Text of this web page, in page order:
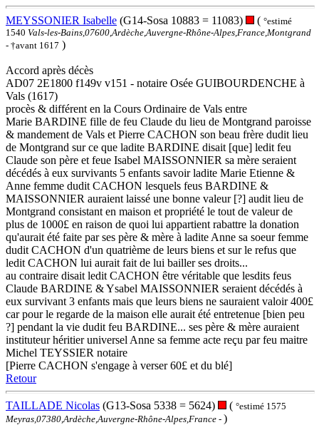
MEYSSONIER Isabelle (G14-Sosa 10883 = 11083) ( °estimé
1540 Vals-les-Bains,07600,Ardèche,Auvergne-Rhône-Alpes,France,Montgrand
- †avant 1617 )
Accord après décès
AD07 2E1800 f149v v151 - notaire Osée GUIBOURDENCHE à
Vals (1617)
procès & différent en la Cours Ordinaire de Vals entre
Marie BARDINE fille de feu Claude du lieu de Montgrand paroisse
& mandement de Vals et Pierre CACHON son beau frère dudit lieu
de Montgrand sur ce que ladite BARDINE disait [que] ledit feu
Claude son père et feue Isabel MAISSONNIER sa mère seraient
décédés à eux survivants 5 enfants savoir ladite Marie Etienne &
Anne femme dudit CACHON lesquels feus BARDINE &
MAISSONNIER auraient laissé une bonne valeur [?] audit lieu de
Montgrand consistant en maison et propriété le tout de valeur de
plus de 1000£ en raison de quoi lui appartient rabattre la donation
qu'aurait été faite par ses père & mère à ladite Anne sa soeur femme
dudit CACHON d'un quatrième de leurs biens et sur le refus que
ledit CACHON lui aurait fait de lui bailler ses droits...
au contraire disait ledit CACHON être véritable que lesdits feus
Claude BARDINE & Ysabel MAISSONNIER seraient décédés à
eux survivant 3 enfants mais que leurs biens ne sauraient valoir 400£
car pour le regarde de la maison elle aurait été entretenue [bien peu
?] pendant la vie dudit feu BARDINE... ses père & mère auraient
instituteur héritier universel Anne sa femme acte reçu par feu maitre
Michel TEYSSIER notaire
[Pierre CACHON s'engage à verser 60£ et du blé]
Retour
TAILLADE Nicolas (G13-Sosa 5338 = 5624) ( °estimé 1575
Meyras,07380,Ardèche,Auvergne-Rhône-Alpes,France - )